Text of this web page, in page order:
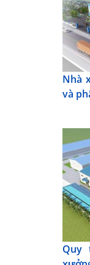
Nhà
và
Quy